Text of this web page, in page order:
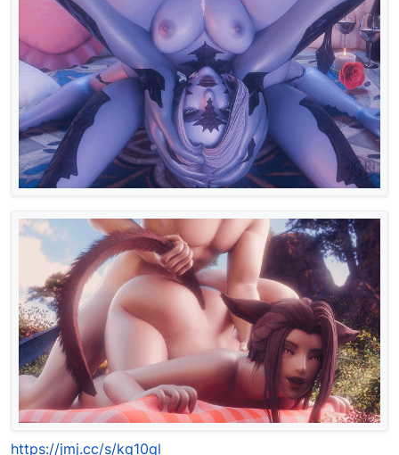
https://jmj.cc/s/kq10ql